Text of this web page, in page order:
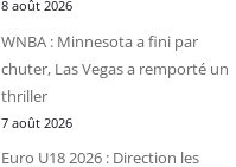
8 août 2026
WNBA : Minnesota a fini par
chuter, Las Vegas a remporté un
thriller
7 août 2026
Euro U18 2026 : Direction les